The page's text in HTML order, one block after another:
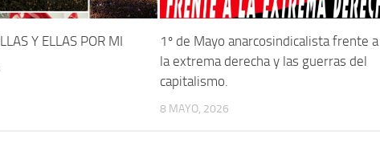
Y ELLAS POR MI
1º de Mayo anarcosindicalista frente a
la extrema derecha y las guerras del
capitalismo.
8 MAYO, 2026